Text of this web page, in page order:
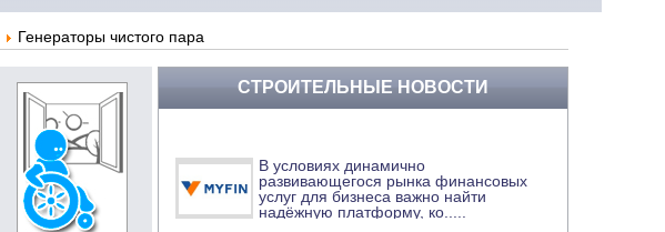
Генераторы чистого пара
СТРОИТЕЛЬНЫЕ НОВОСТИ
В условиях динамично
развивающегося рынка финансовых
услуг для бизнеса важно найти
надёжную платформу, ко